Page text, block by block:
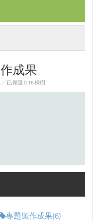
成果
╱ 已保護 0.16 棵樹
專題製作成果(6)